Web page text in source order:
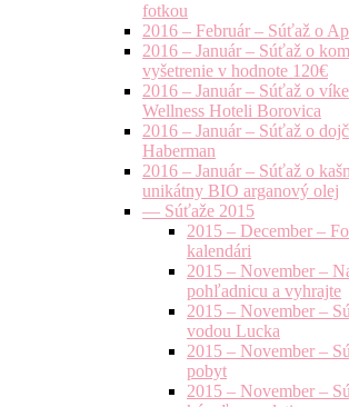
fotkou
2016 – Február – Súťaž o
2016 – Január – Súťaž o
vyšetrenie v hodnote 120€
2016 – Január – Súťaž o
Wellness Hoteli Borovica
2016 – Január – Súťaž o
Haberman
2016 – Január – Súťaž o
unikátny BIO arganový olej
— Súťaže 2015
2015 – December –
kalendári
2015 – November –
pohľadnicu a vyhrajte
2015 – November –
vodou Lucka
2015 – November –
pobyt
2015 – November –